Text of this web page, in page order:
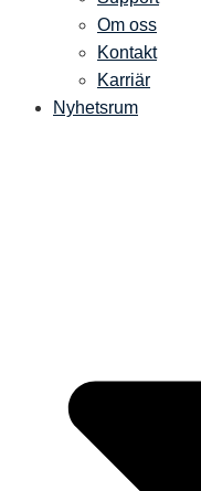
Om oss
Kontakt
Karriär
Nyhetsrum